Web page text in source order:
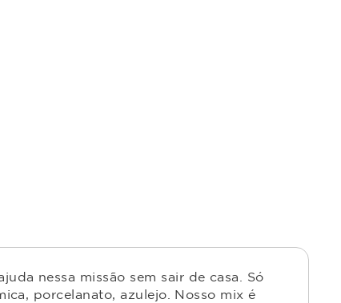
nessa missão sem sair de casa. Só
porcelanato, azulejo. Nosso mix é